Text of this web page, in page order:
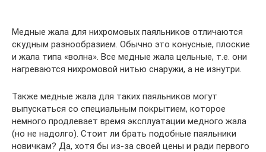
Медные жала для нихромовых паяльников отличаются
скудным разнообразием. Обычно это конусные, плоские
и жала типа «волна». Все медные жала цельные, т.е. они
нагреваются нихромовой нитью снаружи, а не изнутри.
Также медные жала для таких паяльников могут
выпускаться со специальным покрытием, которое
немного продлевает время эксплуатации медного жала
(но не надолго). Стоит ли брать подобные паяльники
новичкам? Да, хотя бы из-за своей цены и ради первого